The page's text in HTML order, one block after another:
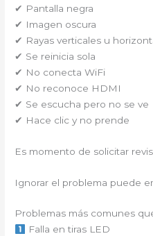
✔ Pantalla negra
✔ Imagen oscura
✔ Rayas verticales u
✔ Se reinicia sola
✔ No conecta WiFi
✔ No reconoce HDMI
✔ Se escucha pero no se ve
✔ Hace clic y no prende
Es momento de solicitar
Ignorar el problema puede
Problemas más comunes
Falla en tiras LED